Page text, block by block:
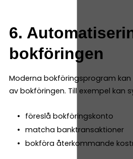
6.
bokföringen
Moderna bokföringsprogram
av bokföringen. Till exempel kan
föreslå bokföringskonto
matcha banktransaktioner
bokföra återkommande